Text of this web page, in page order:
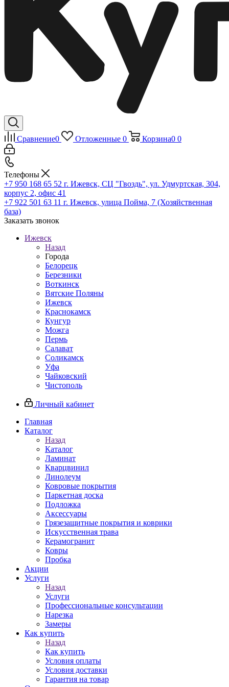
Сравнение0 Отложенные 0 Корзина0 0
Телефоны
+7 950 168 65 52 г. Ижевск, СЦ "Гвоздь", ул. Удмуртская, 304,
корпус 2, офис 41
+7 922 501 63 11 г. Ижевск, улица Пойма, 7 (Хозяйственная
база)
Заказать звонок
Ижевск
Назад
Города
Белорецк
Березники
Воткинск
Вятские Поляны
Ижевск
Краснокамск
Кунгур
Можга
Пермь
Салават
Соликамск
Уфа
Чайковский
Чистополь
Личный кабинет
Главная
Каталог
Назад
Каталог
Ламинат
Кварцвинил
Линолеум
Ковровые покрытия
Паркетная доска
Подложка
Аксессуары
Грязезащитные покрытия и коврики
Искусственная трава
Керамогранит
Ковры
Пробка
Акции
Услуги
Назад
Услуги
Профессиональные консультации
Нарезка
Замеры
Как купить
Назад
Как купить
Условия оплаты
Условия доставки
Гарантия на товар